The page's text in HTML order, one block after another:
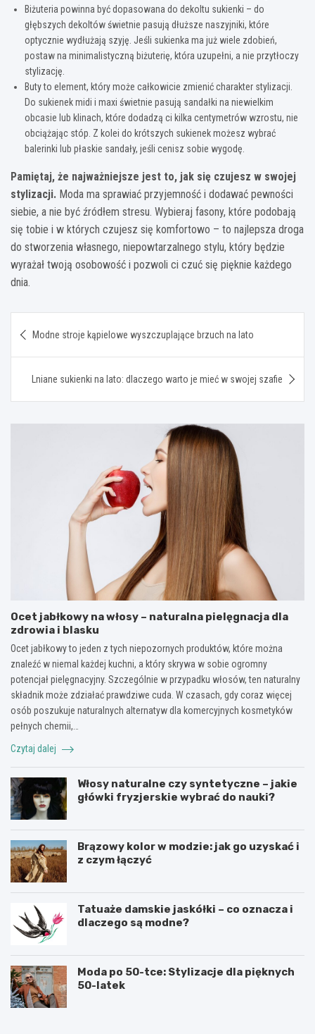
Biżuteria powinna być dopasowana do dekoltu sukienki – do
głębszych dekoltów świetnie pasują dłuższe naszyjniki, które
optycznie wydłużają szyję. Jeśli sukienka ma już wiele zdobień,
postaw na minimalistyczną biżuterię, która uzupełni, a nie przytłoczy
stylizację.
Buty to element, który może całkowicie zmienić charakter stylizacji.
Do sukienek midi i maxi świetnie pasują sandałki na niewielkim
obcasie lub klinach, które dodadzą ci kilka centymetrów wzrostu, nie
obciążając stóp. Z kolei do krótszych sukienek możesz wybrać
balerinki lub płaskie sandały, jeśli cenisz sobie wygodę.
Pamiętaj, że najważniejsze jest to, jak się czujesz w swojej
stylizacji. Moda ma sprawiać przyjemność i dodawać pewności
siebie, a nie być źródłem stresu. Wybieraj fasony, które podobają
się tobie i w których czujesz się komfortowo – to najlepsza droga
do stworzenia własnego, niepowtarzalnego stylu, który będzie
wyrażał twoją osobowość i pozwoli ci czuć się pięknie każdego
dnia.
wpisu
Modne stroje kąpielowe wyszczuplające brzuch na lato
Lniane sukienki na lato: dlaczego warto je mieć w swojej szafie
Ocet jabłkowy na włosy – naturalna pielęgnacja dla
zdrowia i blasku
Ocet jabłkowy to jeden z tych niepozornych produktów, które można
znaleźć w niemal każdej kuchni, a który skrywa w sobie ogromny
potencjał pielęgnacyjny. Szczególnie w przypadku włosów, ten naturalny
składnik może zdziałać prawdziwe cuda. W czasach, gdy coraz więcej
osób poszukuje naturalnych alternatyw dla komercyjnych kosmetyków
pełnych chemii,…
Czytaj dalej
Włosy naturalne czy syntetyczne – jakie
główki fryzjerskie wybrać do nauki?
Brązowy kolor w modzie: jak go uzyskać i
z czym łączyć
Tatuaże damskie jaskółki – co oznacza i
dlaczego są modne?
Moda po 50-tce: Stylizacje dla pięknych
50-latek
M
M